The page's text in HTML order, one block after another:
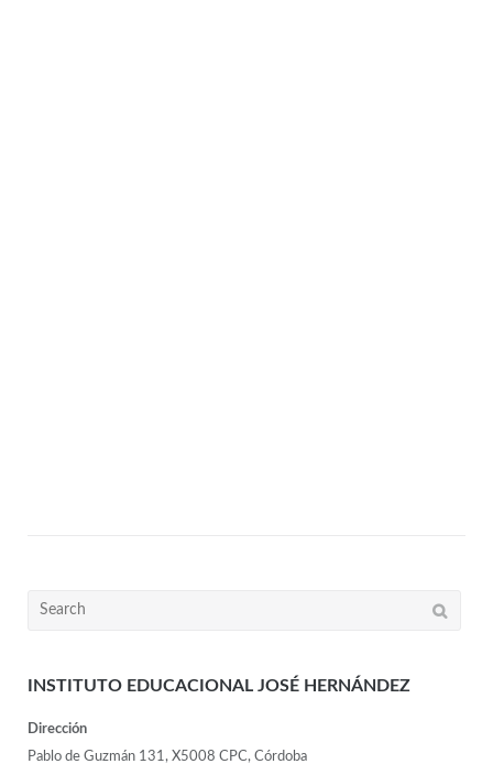
INSTITUTO EDUCACIONAL JOSÉ HERNÁNDEZ
Dirección
Pablo de Guzmán 131, X5008 CPC, Córdoba